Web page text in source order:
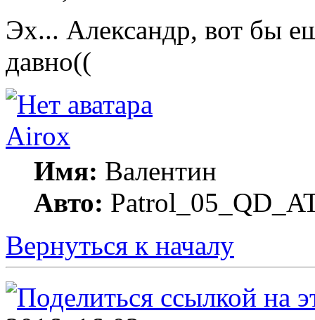
Эх... Александр, вот бы
давно((
Airox
Имя: Валентин
Авто:
Вернуться к началу